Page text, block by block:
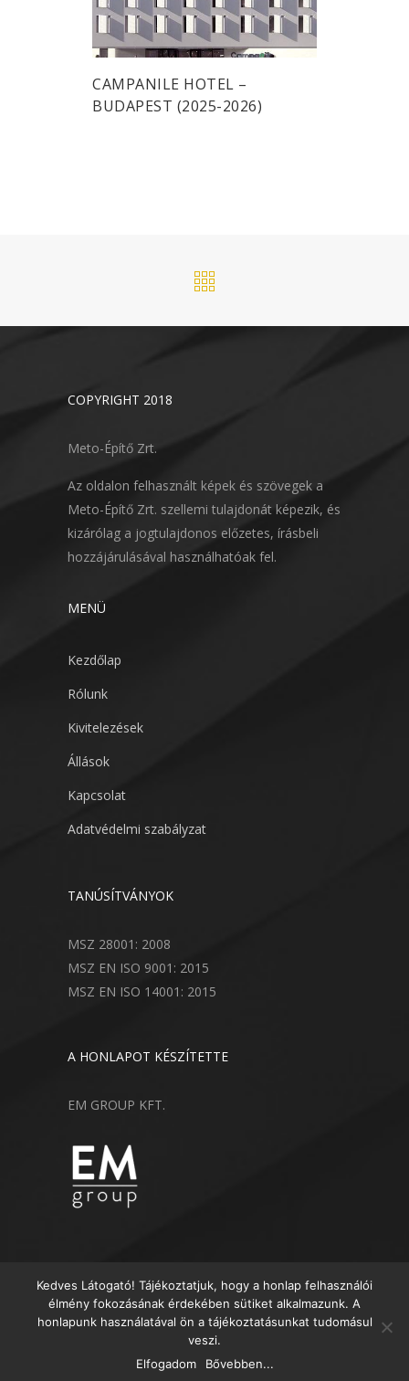
CAMPANILE HOTEL –
BUDAPEST (2025-2026)
COPYRIGHT 2018
Meto-Építő Zrt.
Az oldalon felhasznált képek és szövegek a
Meto-Építő Zrt. szellemi tulajdonát képezik, és
kizárólag a jogtulajdonos előzetes, írásbeli
hozzájárulásával használhatóak fel.
MENÜ
Kezdőlap
Rólunk
Kivitelezések
Állások
Kapcsolat
Adatvédelmi szabályzat
TANÚSÍTVÁNYOK
MSZ 28001: 2008
MSZ EN ISO 9001: 2015
MSZ EN ISO 14001: 2015
A HONLAPOT KÉSZÍTETTE
EM GROUP KFT.
© 2018 Minden Jog Fenntartva
Kedves Látogató! Tájékoztatjuk, hogy a honlap felhasználói
élmény fokozásának érdekében sütiket alkalmazunk. A
honlapunk használatával ön a tájékoztatásunkat tudomásul
veszi.
Elfogadom
Bővebben...